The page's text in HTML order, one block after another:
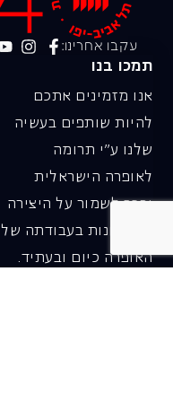
עקבו אחרינו:
תמכו בנו
אנו מזמינים אתכם
להיות שותפים בעשיה
שלנו ע"י תרומה
לאופרה הישראלית
ובכך לשמור על היצירה
והחדשנות בעבודתה של
האופרה כיום ובעתיד.